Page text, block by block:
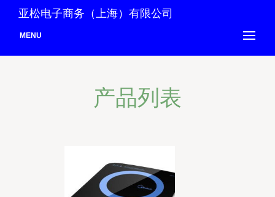
亚松电子商务（上海）有限公司
MENU
产品列表